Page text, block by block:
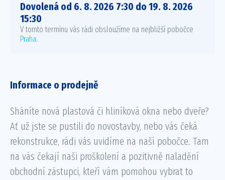
Dovolená od 6. 8. 2026 7:30 do 19. 8. 2026
15:30
V tomto termínu vás rádi obsloužíme na nejbližší pobočce
Praha.
Informace o prodejně
Sháníte nová plastová či hliníková okna nebo dveře?
Ať už jste se pustili do novostavby, nebo vás čeká
rekonstrukce, rádi vás uvidíme na naší pobočce. Tam
na vás čekají naši proškolení a pozitivně naladění
obchodní zástupci, kteří vám pomohou vybrat to